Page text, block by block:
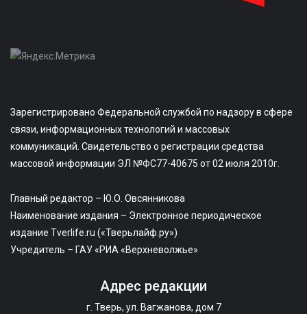
Зарегистрировано Федеральной службой по надзору в сфере
связи, информационных технологий и массовых
коммуникаций. Свидетельство о регистрации средства
массовой информации ЭЛ №ФС77-40675 от 02 июля 2010г.
Главный редактор – Ю.О. Овсянникова
Наименование издания – Электронное периодическое
издание Tverlife.ru («Тверьлайф.ру»)
Учредитель – ГАУ «РИА «Верхневолжье»
Адрес редакции
г. Тверь, ул. Вагжанова, дом 7